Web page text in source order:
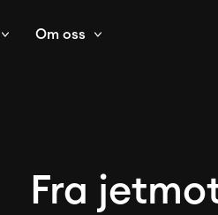
Om oss
Fra